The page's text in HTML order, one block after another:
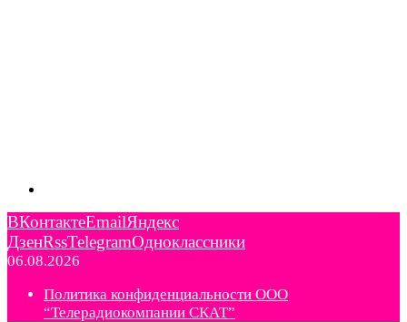
ВКонтактеEmailЯндекс
ДзенRssTelegramОдноклассники
06.08.2026
Политика конфиденциальности ООО
“Телерадиокомпании СКАТ”